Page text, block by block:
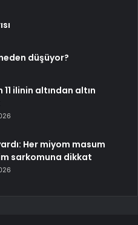
düşüyor?
11 ilinin altından altın
Her miyom masum
sarkomuna dikkat